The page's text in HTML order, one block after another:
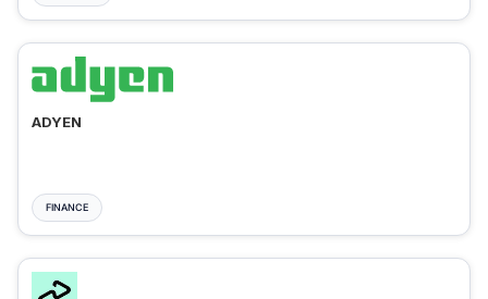
ADYEN
FINANCE